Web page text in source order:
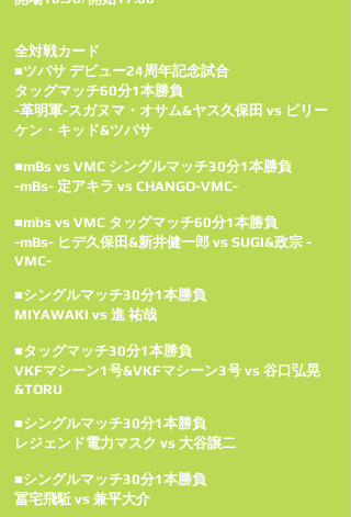
全対戦カード
■ツバサ デビュー24周年記念試合
タッグマッチ60分1本勝負
-革明軍-スガヌマ・オサム&ヤス久保田 vs ビリー
ケン・キッド&ツバサ
■mBs vs VMC シングルマッチ30分1本勝負
-mBs- 定アキラ vs CHANGO-VMC-
■mbs vs VMC タッグマッチ60分1本勝負
-mBs- ヒデ久保田&新井健一郎 vs SUGI&政宗 -
VMC-
■シングルマッチ30分1本勝負
MIYAWAKI vs 進 祐哉
■タッグマッチ30分1本勝負
VKFマシーン1号&VKFマシーン3号 vs 谷口弘晃
&TORU
■シングルマッチ30分1本勝負
レジェンド電力マスク vs 大谷譲二
■シングルマッチ30分1本勝負
冨宅飛駈 vs 兼平大介